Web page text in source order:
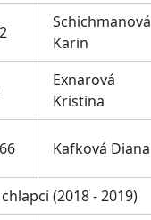
Schichmanová
Karin
Exnarová
Kristina
Kafková Diana
(2018 - 2019)